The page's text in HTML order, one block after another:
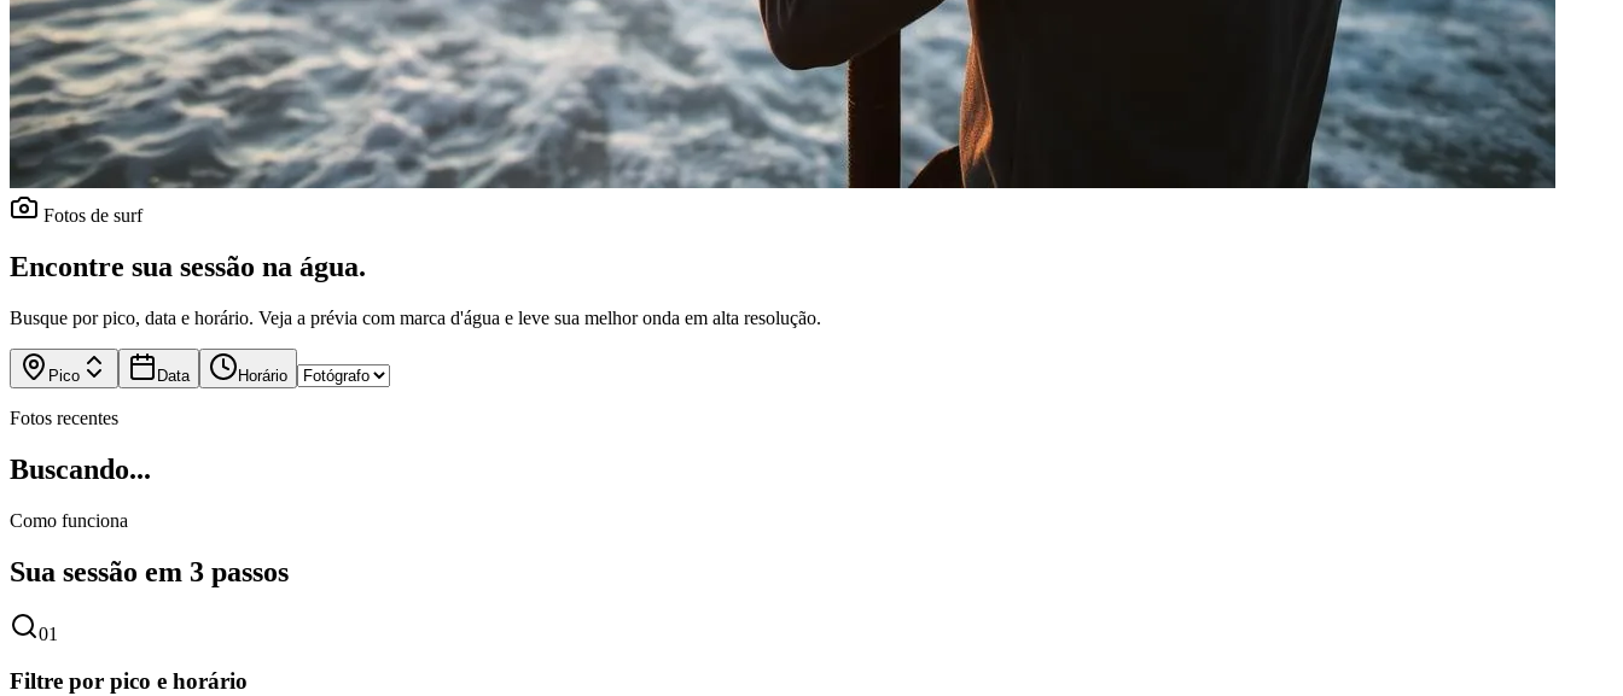
Fotos de surf
Encontre sua sessão na água.
Busque por pico, data e horário. Veja a prévia com marca d'água e leve sua melhor onda em alta resolução.
Pico Data Horário
Fotos recentes
Buscando...
Como funciona
Sua sessão em 3 passos
01
Filtre por pico e horário